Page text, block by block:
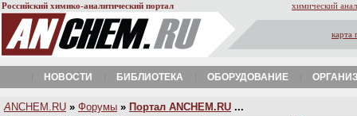
Российский химико-аналитический портал химический
карта
НОВОСТИ БИБЛИОТЕКА ОБОРУДОВАНИЕ
A NCHEM.RU » Форумы » Портал ANCHEM.RU ...